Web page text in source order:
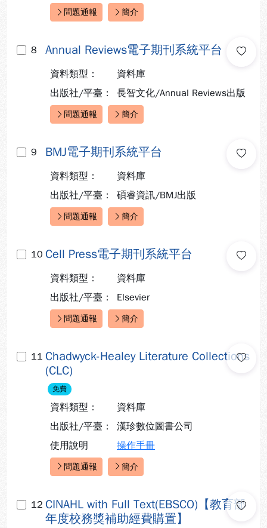
快速連結：
問題通報 簡介
8 Annual Reviews電子期刊系統平台
資料類型：
資料庫
出版社/平臺：
長智文化/Annual Reviews出版
快速連結：
問題通報 簡介
9 BMJ電子期刊系統平台
資料類型：
資料庫
出版社/平臺：
碩睿資訊/BMJ出版
快速連結：
問題通報 簡介
10 Cell Press電子期刊系統平台
資料類型：
資料庫
出版社/平臺：
Elsevier
快速連結：
問題通報 簡介
11 Chadwyck-Healey Literature Collections
(CLC)
免費
資料類型：
資料庫
出版社/平臺：
漢珍數位圖書公司
使用說明
操作手冊
快速連結：
問題通報 簡介
12 CINAHL with Full Text(EBSCO)【教育部
年度校務獎補助經費購置】